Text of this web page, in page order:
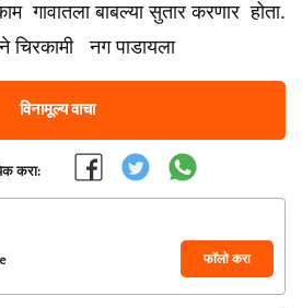
गावातला बाबल्या सुतार करणार होता.
चिरकामी नग पाडायला
विनामूल्य वाचा
करा:
फॉलो करा